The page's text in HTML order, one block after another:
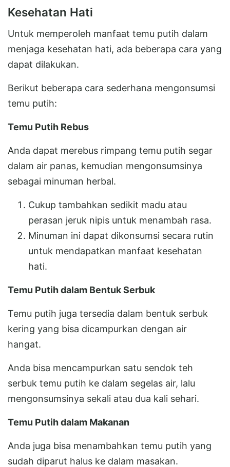
Kesehatan Hati
Untuk memperoleh manfaat temu putih dalam
menjaga kesehatan hati, ada beberapa cara yang
dapat dilakukan.
Berikut beberapa cara sederhana mengonsumsi
temu putih:
Temu Putih Rebus
Anda dapat merebus rimpang temu putih segar
dalam air panas, kemudian mengonsumsinya
sebagai minuman herbal.
Cukup tambahkan sedikit madu atau
perasan jeruk nipis untuk menambah rasa.
Minuman ini dapat dikonsumsi secara rutin
untuk mendapatkan manfaat kesehatan
hati.
Temu Putih dalam Bentuk Serbuk
Temu putih juga tersedia dalam bentuk serbuk
kering yang bisa dicampurkan dengan air
hangat.
Anda bisa mencampurkan satu sendok teh
serbuk temu putih ke dalam segelas air, lalu
mengonsumsinya sekali atau dua kali sehari.
Temu Putih dalam Makanan
Anda juga bisa menambahkan temu putih yang
sudah diparut halus ke dalam masakan.